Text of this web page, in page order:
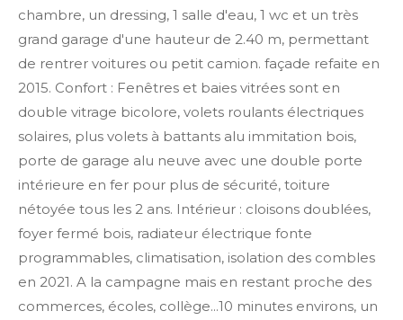
chambre, un dressing, 1 salle d'eau, 1 wc et un très
grand garage d'une hauteur de 2.40 m, permettant
de rentrer voitures ou petit camion. façade refaite en
2015. Confort : Fenêtres et baies vitrées sont en
double vitrage bicolore, volets roulants électriques
solaires, plus volets à battants alu immitation bois,
porte de garage alu neuve avec une double porte
intérieure en fer pour plus de sécurité, toiture
nétoyée tous les 2 ans. Intérieur : cloisons doublées,
foyer fermé bois, radiateur électrique fonte
programmables, climatisation, isolation des combles
en 2021. A la campagne mais en restant proche des
commerces, écoles, collège...10 minutes environs, un